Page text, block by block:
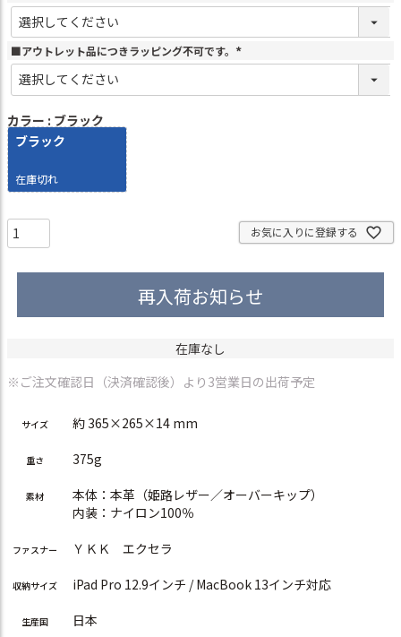
(
)
■アウトレット品につきラッピング不可です。
(
)
カラー ブラック
ブラック
在庫切れ
お気に入りに登録する
再入荷お知らせ
在庫なし
※ご注文確認日（決済確認後）より3営業日の出荷予定
サイズ 約 365×265×14 mm
重さ 375g
素材
本体：本革（姫路レザー／オーバーキップ）
内装：ナイロン100％
ファスナー ＹＫＫ エクセラ
収納サイズ iPad Pro 12.9インチ / MacBook 13インチ対応
生産国 日本